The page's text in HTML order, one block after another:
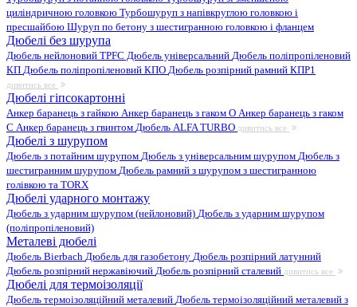
циліндричною головкою Турбошуруп з напівкруглою головкою і
пресшайбою Шуруп по бетону з шестигранною головкою і фланцем
Дюбелі без шурупа
Дюбель нейлоновий TPFC Дюбель універсальний Дюбель поліпропіленовий
КП Дюбель поліпропіленовий КПО Дюбель розпірний рамний КПР1
дивитись все
Дюбелі гіпсокартонні
Анкер баранець з гайкою Анкер баранець з гаком O Анкер баранець з гаком
С Анкер баранець з гвинтом Дюбель ALFA TURBO дивитись все
Дюбелі з шурупом
Дюбель з потайним шурупом Дюбель з універсальним шурупом Дюбель з
шестигранним шурупом Дюбель рамний з шурупом з шестигранною
голівкою та TORX
Дюбелі ударного монтажу
Дюбель з ударним шурупом (нейлоновий) Дюбель з ударним шурупом
(поліпропіленовий)
Металеві дюбелі
Дюбель Bierbach Дюбель для газобетону Дюбель розпірний латунний
Дюбель розпірний нержавіючий Дюбель розпірний сталевий дивитись все
Дюбелі для термоізоляції
Дюбель термоізоляційний металевий Дюбель термоізоляційний металевий з